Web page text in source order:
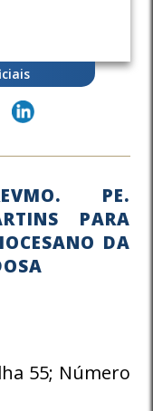
PE.
PARA
DA
55; Número